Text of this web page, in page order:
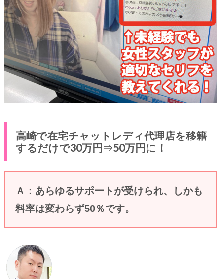
高崎で在宅チャットレディ代理店を移籍
するだけで30万円⇒50万円に！
Ａ：あらゆるサポートが受けられ、しかも
料率は変わらず50％です。